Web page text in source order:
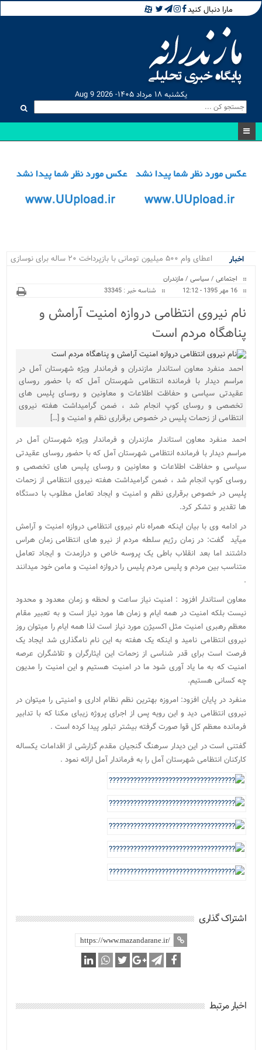
مارا دنبال کنید
یکشنبه ۱۸ مرداد ۱۴۰۵- Aug 9 2026
اخبار
مسا_
اجتماعی / سیاسی / مازندران
16 مهر 1395 - 12:12
شناسه خبر : 33345
نام نیروی انتظامی دروازه امنیت آرامش و
پناهگاه مردم است
احمد منفرد معاون استاندار مازندران و فرماندار ویژه شهرستان آمل در
مراسم دیدار با فرمانده انتظامی شهرستان آمل که با حضور روسای
عقیدتی سیاسی و حفاظت اطلاعات و معاونین و روسای پلیس های
تخصصی و روسای کوپ انجام شد ، ضمن گرامیداشت هفته نیروی
انتظامی از زحمات پلیس در خصوص برقراری نظم و امنیت و […]
احمد منفرد معاون استاندار مازندران و فرماندار ویژه شهرستان آمل در
مراسم دیدار با فرمانده انتظامی شهرستان آمل که با حضور روسای عقیدتی
سیاسی و حفاظت اطلاعات و معاونین و روسای پلیس های تخصصی و
روسای کوپ انجام شد ، ضمن گرامیداشت هفته نیروی انتظامی از زحمات
پلیس در خصوص برقراری نظم و امنیت و ایجاد تعامل مطلوب با دستگاه
ها تقدیر و تشکر کرد.
در ادامه وی با بیان اینکه همراه نام نیروی انتظامی دروازه امنیت و آرامش
میآید گفت: در زمان رژیم سلطه مردم از نیرو های انتظامی زمان هراس
داشتند اما بعد انقلاب باطی یک پروسه خاص و درازمدت و ایجاد تعامل
متناسب بین مردم و پلیس مردم پلیس را دروازه امنیت و مامن خود میدانند
.
معاون استاندار افزود : امنیت نیاز ساعت و لحظه و زمان معدود و محدود
نیست بلکه امنیت در همه ایام و زمان ها مورد نیاز است و به تعبیر مقام
معظم رهبری امنیت مثل اکسیژن مورد نیاز است لذا همه ایام را میتوان روز
نیروی انتظامی نامید و اینکه یک هفته به این نام نامگذاری شد ایجاد یک
فرصت است برای قدر شناسی از زحمات این ایثارگران و تلاشگران عرصه
امنیت که به ما یاد آوری شود ما در امنیت هستیم و این امنیت را مدیون
چه کسانی هستیم.
منفرد در پایان افزود: امروزه بهترین نظم نظام اداری و امنیتی را میتوان در
نیروی انتظامی دید و این رویه پس از اجرای پروژه زیبای مکنا که با تدابیر
فرمانده معظم کل قوا صورت گرفته بیشتر تبلور پیدا کرده است .
گفتنی است در این دیدار سرهنگ گنجیان مقدم گزارشی از اقدامات یکساله
کارکنان انتظامی شهرستان آمل را به فرماندار آمل ارائه نمود .
اشتراک گذاری
اخبار مرتبط